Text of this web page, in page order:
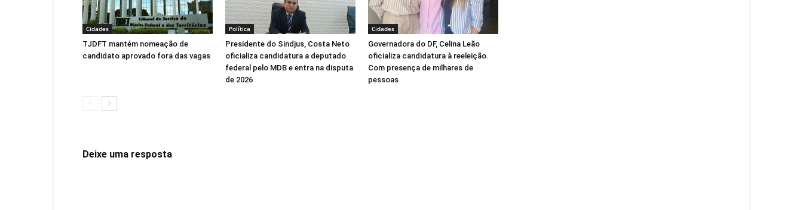
Cidades
TJDFT mantém nomeação de
candidato aprovado fora das vagas
Política
Presidente do Sindjus, Costa Neto
oficializa candidatura a deputado
federal pelo MDB e entra na disputa
de 2026
Cidades
Governadora do DF, Celina Leão
oficializa candidatura à reeleição.
Com presença de milhares de
pessoas
Deixe uma resposta